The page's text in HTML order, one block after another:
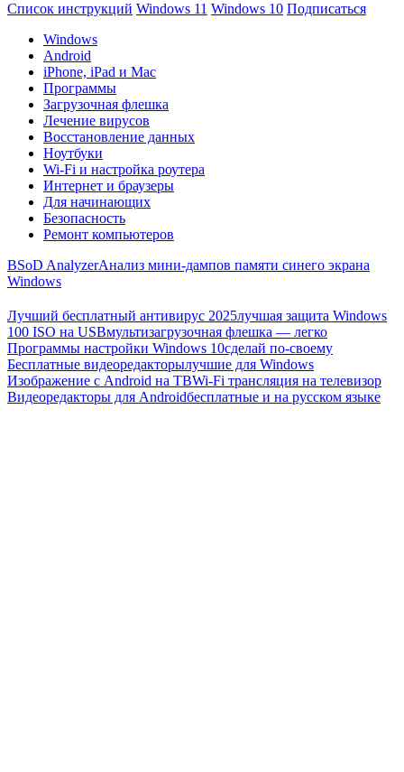
Список инструкций Windows 11 Windows 10 Подписаться
Windows
Android
iPhone, iPad и Mac
Программы
Загрузочная флешка
Лечение вирусов
Восстановление данных
Ноутбуки
Wi-Fi и настройка роутера
Интернет и браузеры
Для начинающих
Безопасность
Ремонт компьютеров
BSoD AnalyzerАнализ мини-дампов памяти синего экрана
Windows
Лучший бесплатный антивирус 2025лучшая защита Windows
100 ISO на USBмультизагрузочная флешка — легко
Программы настройки Windows 10сделай по-своему
Бесплатные видеоредакторылучшие для Windows
Изображение с Android на ТВWi-Fi трансляция на телевизор
Видеоредакторы для Androidбесплатные и на русском языке